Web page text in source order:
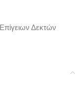
Δεκτών